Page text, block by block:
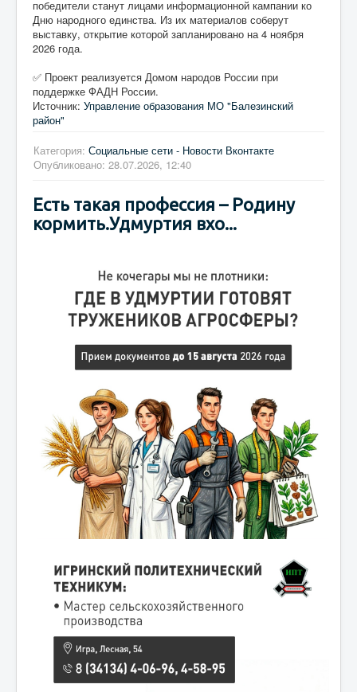
победители станут лицами информационной кампании ко
Дню народного единства. Из их материалов соберут
выставку, открытие которой запланировано на 4 ноября
2026 года.
✅ Проект реализуется Домом народов России при
поддержке ФАДН России.
Источник: Управление образования МО "Балезинский
район"
Категория: Социальные сети - Новости Вконтакте
Опубликовано: 28.07.2026, 12:40
Есть такая профессия – Родину
кормить.Удмуртия вхо...